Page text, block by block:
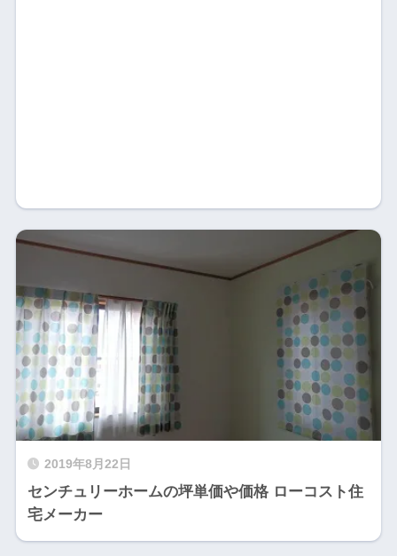
2019年8月22日
センチュリーホームの坪単価や価格 ローコスト住
宅メーカー